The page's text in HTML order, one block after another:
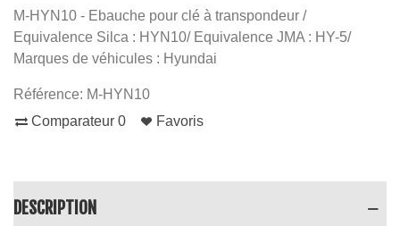
M-HYN10 - Ebauche pour clé à transpondeur /
Equivalence Silca : HYN10/ Equivalence JMA : HY-5/
Marques de véhicules : Hyundai
Référence: M-HYN10
Comparateur 0 Favoris
DESCRIPTION